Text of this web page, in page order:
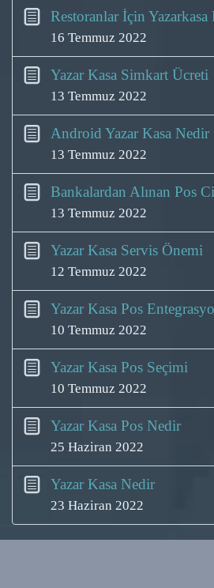
Restoranlar İçin Yazarkasa
16 Temmuz 2022
Yazar Kasa Simkart Ücreti
13 Temmuz 2022
Android Yazar Kasa Nedir
13 Temmuz 2022
Bankalardan Alınan Pos
13 Temmuz 2022
Yazar Kasa Servis Önemi
12 Temmuz 2022
Yazar Kasa Pos
10 Temmuz 2022
Yazar Kasa Pos Seçimi
10 Temmuz 2022
Yazar Kasa Pos Nedir
25 Haziran 2022
Yazar Kasa Nedir
23 Haziran 2022